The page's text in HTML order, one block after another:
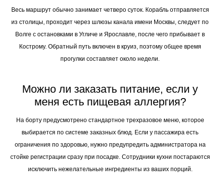
Весь маршрут обычно занимает четверо суток. Корабль отправляется
из столицы, проходит через шлюзы канала имени Москвы, следует по
Волге с остановками в Угличе и Ярославле, после чего прибывает в
Кострому. Обратный путь включен в круиз, поэтому общее время
прогулки составляет около недели.
Можно ли заказать питание, если у
меня есть пищевая аллергия?
На борту предусмотрено стандартное трехразовое меню, которое
выбирается по системе заказных блюд. Если у пассажира есть
ограничения по здоровью, нужно предупредить администратора на
стойке регистрации сразу при посадке. Сотрудники кухни постараются
исключить нежелательные ингредиенты из ваших порций.